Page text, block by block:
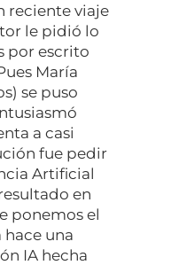
reciente viaje
le pidió lo
por escrito
María
se puso
a casi
fue pedir
Artificial
en
ponemos el
una
IA hecha